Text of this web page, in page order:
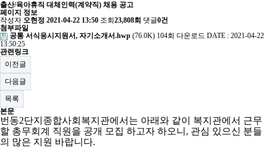
출산/육아휴직 대체인력(계약직) 채용 공고
페이지 정보
작성자 오현정 2021-04-22 13:50 조회 23,808회 댓글0건
첨부파일
공통 서식응시지원서, 자기소개서.hwp (76.0K) 104회 다운로드 DATE : 2021-04-22
13:50:25
관련링크
이전글
다음글
목록
본문
번동2단지종합사회복지관에서는 아래와 같이 복지관에서 근무
할 총무회계 직원을 공개 모집 하고자 하오니 , 관심 있으신 분들
의 많은 지원 바랍니다.